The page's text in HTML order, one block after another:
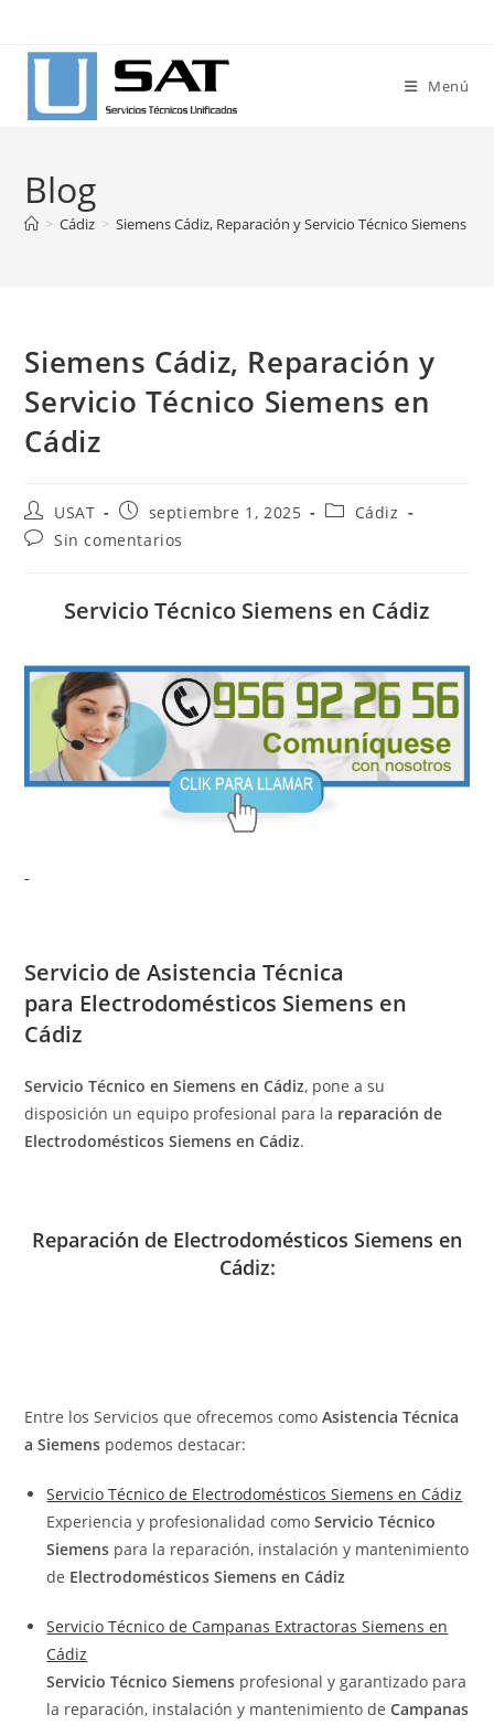
contenido
Menú
Blog
> Cádiz > Siemens Cádiz, Reparación y Servicio Técnico Siemens en
Siemens Cádiz, Reparación y
Servicio Técnico Siemens en
Cádiz
Autor
de
la
USAT
Publicación
de
la
septiembre 1, 2025
Categoría
Cádiz
Comentarios
entrada:
Sin comentarios
Servicio Técnico Siemens en Cádiz
Servicio de Asistencia Técnica
para Electrodomésticos Siemens en
Cádiz
Servicio Técnico en Siemens en Cádiz, pone a su
disposición un equipo profesional para la reparación de
Electrodomésticos Siemens en Cádiz.
Reparación de Electrodomésticos Siemens en
Cádiz:
Entre los Servicios que ofrecemos comoAsistencia Técnica
a Siemens podemos destacar:
Servicio Técnico de Electrodomésticos Siemens en Cádiz
Experiencia y profesionalidad comoServicio Técnico
Siemens para la reparación, instalación y mantenimiento
de Electrodomésticos Siemens en Cádiz
Servicio Técnico de Campanas Extractoras Siemens en
Cádiz
Servicio Técnico Siemens profesional y garantizado para
la reparación, instalación y mantenimiento deCampanas